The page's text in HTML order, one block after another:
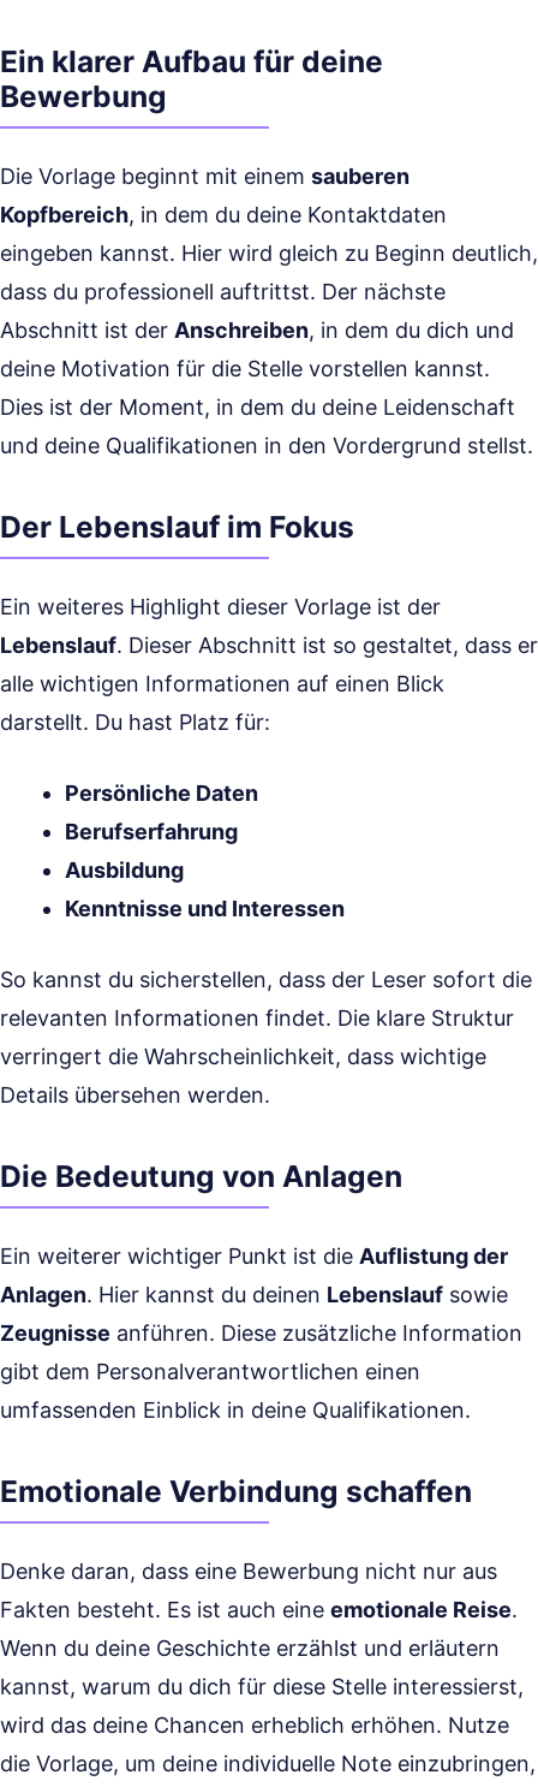
Ein klarer Aufbau für deine
Bewerbung
Die Vorlage beginnt mit einem sauberen
Kopfbereich, in dem du deine Kontaktdaten
eingeben kannst. Hier wird gleich zu Beginn deutlich,
dass du professionell auftrittst. Der nächste
Abschnitt ist der Anschreiben, in dem du dich und
deine Motivation für die Stelle vorstellen kannst.
Dies ist der Moment, in dem du deine Leidenschaft
und deine Qualifikationen in den Vordergrund stellst.
Der Lebenslauf im Fokus
Ein weiteres Highlight dieser Vorlage ist der
Lebenslauf. Dieser Abschnitt ist so gestaltet, dass er
alle wichtigen Informationen auf einen Blick
darstellt. Du hast Platz für:
Persönliche Daten
Berufserfahrung
Ausbildung
Kenntnisse und Interessen
So kannst du sicherstellen, dass der Leser sofort die
relevanten Informationen findet. Die klare Struktur
verringert die Wahrscheinlichkeit, dass wichtige
Details übersehen werden.
Die Bedeutung von Anlagen
Ein weiterer wichtiger Punkt ist die Auflistung der
Anlagen. Hier kannst du deinen Lebenslauf sowie
Zeugnisse anführen. Diese zusätzliche Information
gibt dem Personalverantwortlichen einen
umfassenden Einblick in deine Qualifikationen.
Emotionale Verbindung schaffen
Denke daran, dass eine Bewerbung nicht nur aus
Fakten besteht. Es ist auch eine emotionale Reise.
Wenn du deine Geschichte erzählst und erläutern
kannst, warum du dich für diese Stelle interessierst,
wird das deine Chancen erheblich erhöhen. Nutze
die Vorlage, um deine individuelle Note einzubringen,